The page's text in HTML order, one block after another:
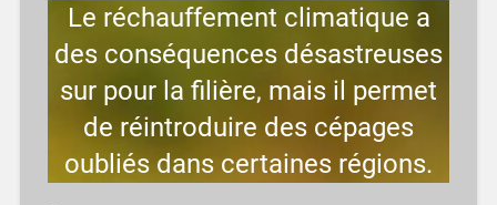
Le réchauffement climatique a
des conséquences désastreuses
sur pour la filière, mais il permet
de réintroduire des cépages
oubliés dans certaines régions.